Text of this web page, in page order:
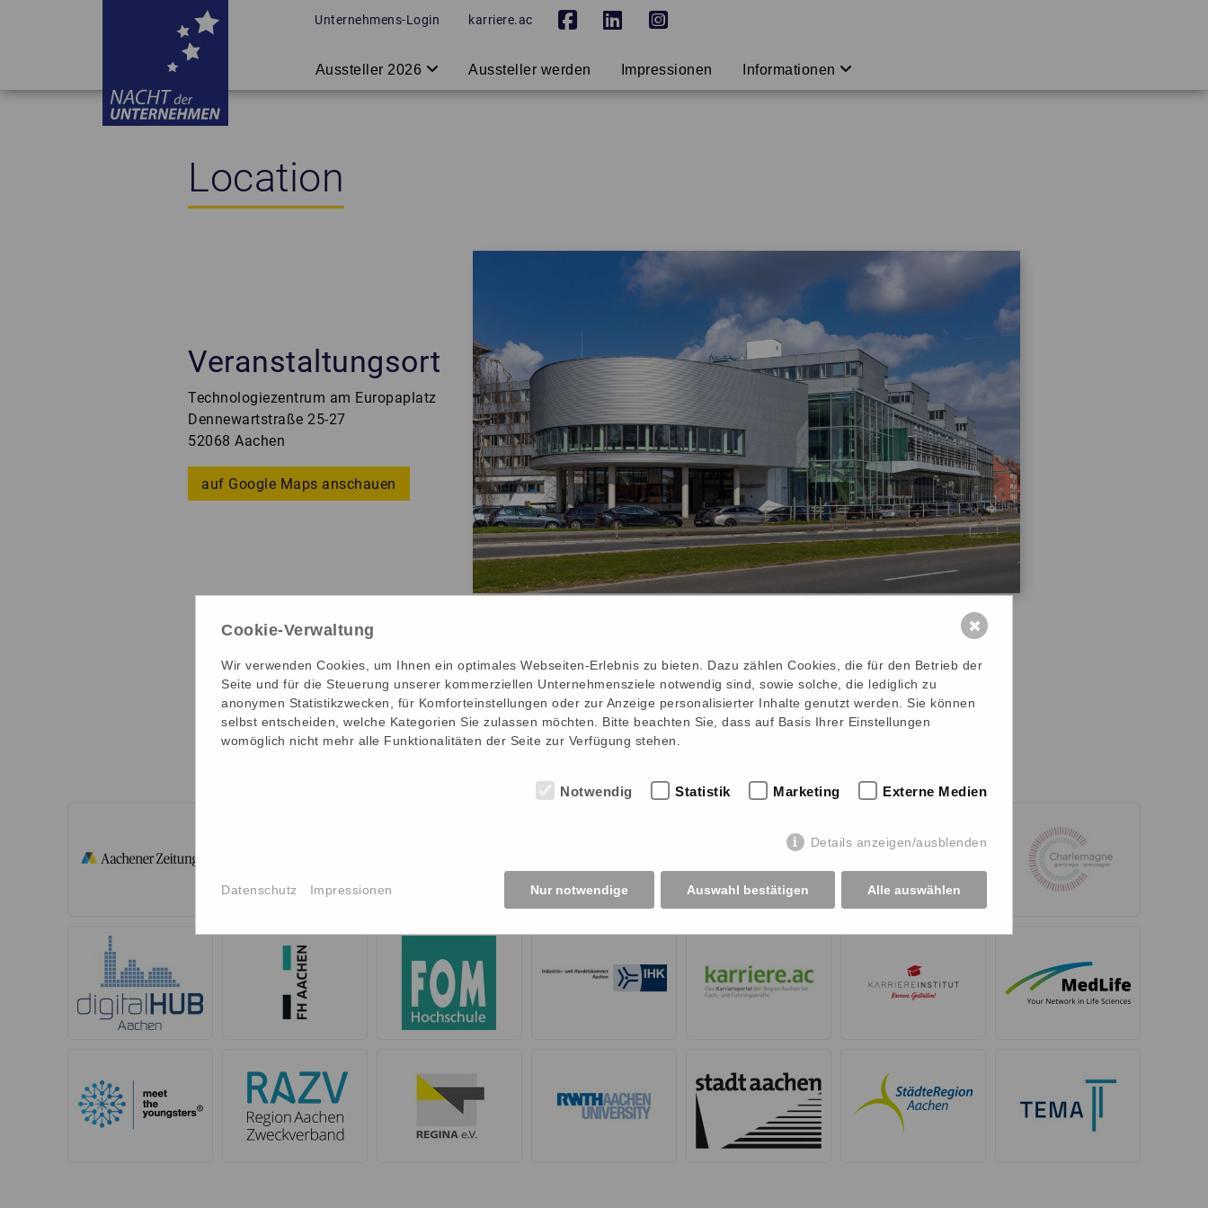
NDU - Nacht der Unternehmen
Aussteller 2026 Aussteller werden Impressionen Informationen
Unternehmens-Login karriere.ac
Location
Veranstaltungsort
Technologiezentrum am Europaplatz
Dennewartstraße 25-27
52068 Aachen
auf Google Maps anschauen
Cookie-Verwaltung
Wir verwenden Cookies, um Ihnen ein optimales Webseiten-Erlebnis zu bieten. Dazu zählen Cookies, die für den Betrieb der
Seite und für die Steuerung unserer kommerziellen Unternehmensziele notwendig sind, sowie solche, die lediglich zu
anonymen Statistikzwecken, für Komforteinstellungen oder zur Anzeige personalisierter Inhalte genutzt werden. Sie können
selbst entscheiden, welche Kategorien Sie zulassen möchten. Bitte beachten Sie, dass auf Basis Ihrer Einstellungen
womöglich nicht mehr alle Funktionalitäten der Seite zur Verfügung stehen.
Notwendig Statistik Marketing Externe Medien
Details anzeigen/ausblenden
Nur notwendige Auswahl bestätigen Alle auswählen
Datenschutz Impressionen
✖